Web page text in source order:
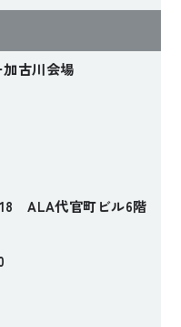
古川会場
ALA代官町ビル6階